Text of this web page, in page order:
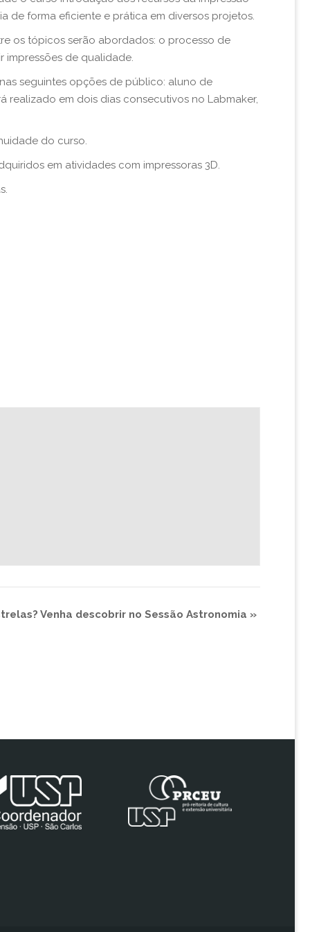
de forma eficiente e prática em diversos projetos.
os tópicos serão abordados: o processo de
impressões de qualidade.
seguintes opções de público: aluno de
realizado em dois dias consecutivos no Labmaker,
do curso.
em atividades com impressoras 3D.
Venha descobrir no Sessão Astronomia »